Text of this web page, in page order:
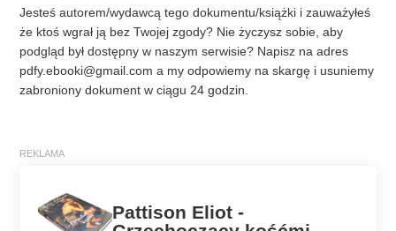
Jesteś autorem/wydawcą tego dokumentu/książki i zauważyłeś
że ktoś wgrał ją bez Twojej zgody? Nie życzysz sobie, aby
podgląd był dostępny w naszym serwisie? Napisz na adres
pdfy.ebooki@gmail.com a my odpowiemy na skargę i usuniemy
zabroniony dokument w ciągu 24 godzin.